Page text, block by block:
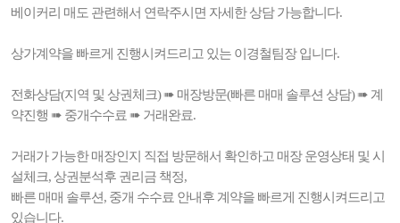
베이커리 매도 관련해서 연락주시면 자세한 상담 가능합니다.
상가계약을 빠르게 진행시켜드리고 있는 이경철팀장 입니다.
전화상담(지역 및 상권체크) ➠ 매장방문(빠른 매매 솔루션 상담) ➠ 계
약진행 ➠ 중개수수료 ➠ 거래완료.
거래가 가능한 매장인지 직접 방문해서 확인하고 매장 운영상태 및 시
설체크, 상권분석후 권리금 책정,
빠른 매매 솔루션, 중개 수수료 안내후 계약을 빠르게 진행시켜드리고
있습니다.